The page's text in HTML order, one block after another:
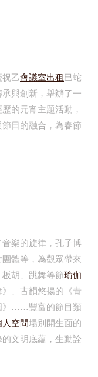
乙會議室出租巳蛇
與創新，舉辦了一
的元宵主題活動，
日的融合，為春節
樂的旋律，孔子博
體等，為觀眾帶來
胡、跳舞等節瑜伽
、古韻悠揚的《青
》……豐富的節目類
人空間場別開生面的
文明底蘊，生動詮